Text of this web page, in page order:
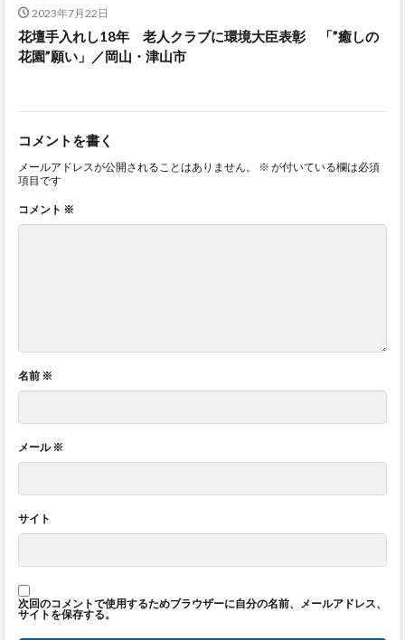
2023年7月22日
花壇手入れし18年 老人クラブに環境大臣表彰 「”癒しの
花園”願い」／岡山・津山市
コメントを書く
メールアドレスが公開されることはありません。 ※ が付いている欄は必須
項目です
コメント ※
名前 ※
メール※
サイト
次回のコメントで使用するためブラウザーに自分の名前、メールアドレス、
サイトを保存する。